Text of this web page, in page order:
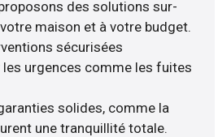
des solutions sur-
maison et à votre budget.
sécurisées
urgences comme les fuites
solides, comme la
une tranquillité totale.